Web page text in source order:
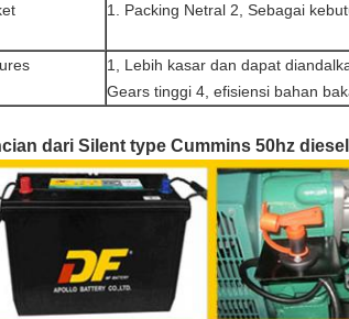
1. Packing Netral 2, Sebagai
1, Lebih kasar dan dapat
Gears tinggi 4, efisiensi bahan
dari Silent type Cummins 50hz